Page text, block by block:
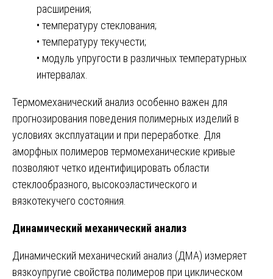
расширения;
• температуру стеклования;
• температуру текучести;
• модуль упругости в различных температурных
интервалах.
Термомеханический анализ особенно важен для
прогнозирования поведения полимерных изделий в
условиях эксплуатации и при переработке. Для
аморфных полимеров термомеханические кривые
позволяют четко идентифицировать области
стеклообразного, высокоэластического и
вязкотекучего состояния.
Динамический механический анализ
Динамический механический анализ (ДМА) измеряет
вязкоупругие свойства полимеров при циклическом